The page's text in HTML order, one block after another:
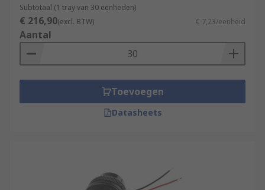
Subtotaal (1 tray van 30 eenheden)
€ 216,90(excl. BTW) € 7,23/eenheid
Aantal
Toevoegen
Datasheets